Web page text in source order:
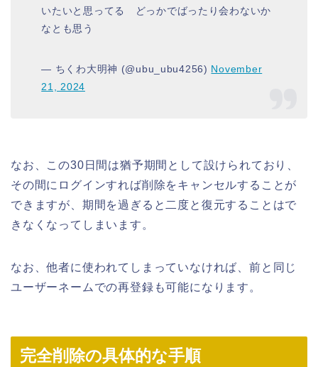
いたいと思ってる どっかでばったり会わないか
なとも思う
— ちくわ大明神 (@ubu_ubu4256) November
21, 2024
なお、この30日間は猶予期間として設けられており、
その間にログインすれば削除をキャンセルすることが
できますが、期間を過ぎると二度と復元することはで
きなくなってしまいます。
なお、他者に使われてしまっていなければ、前と同じ
ユーザーネームでの再登録も可能になります。
完全削除の具体的な手順